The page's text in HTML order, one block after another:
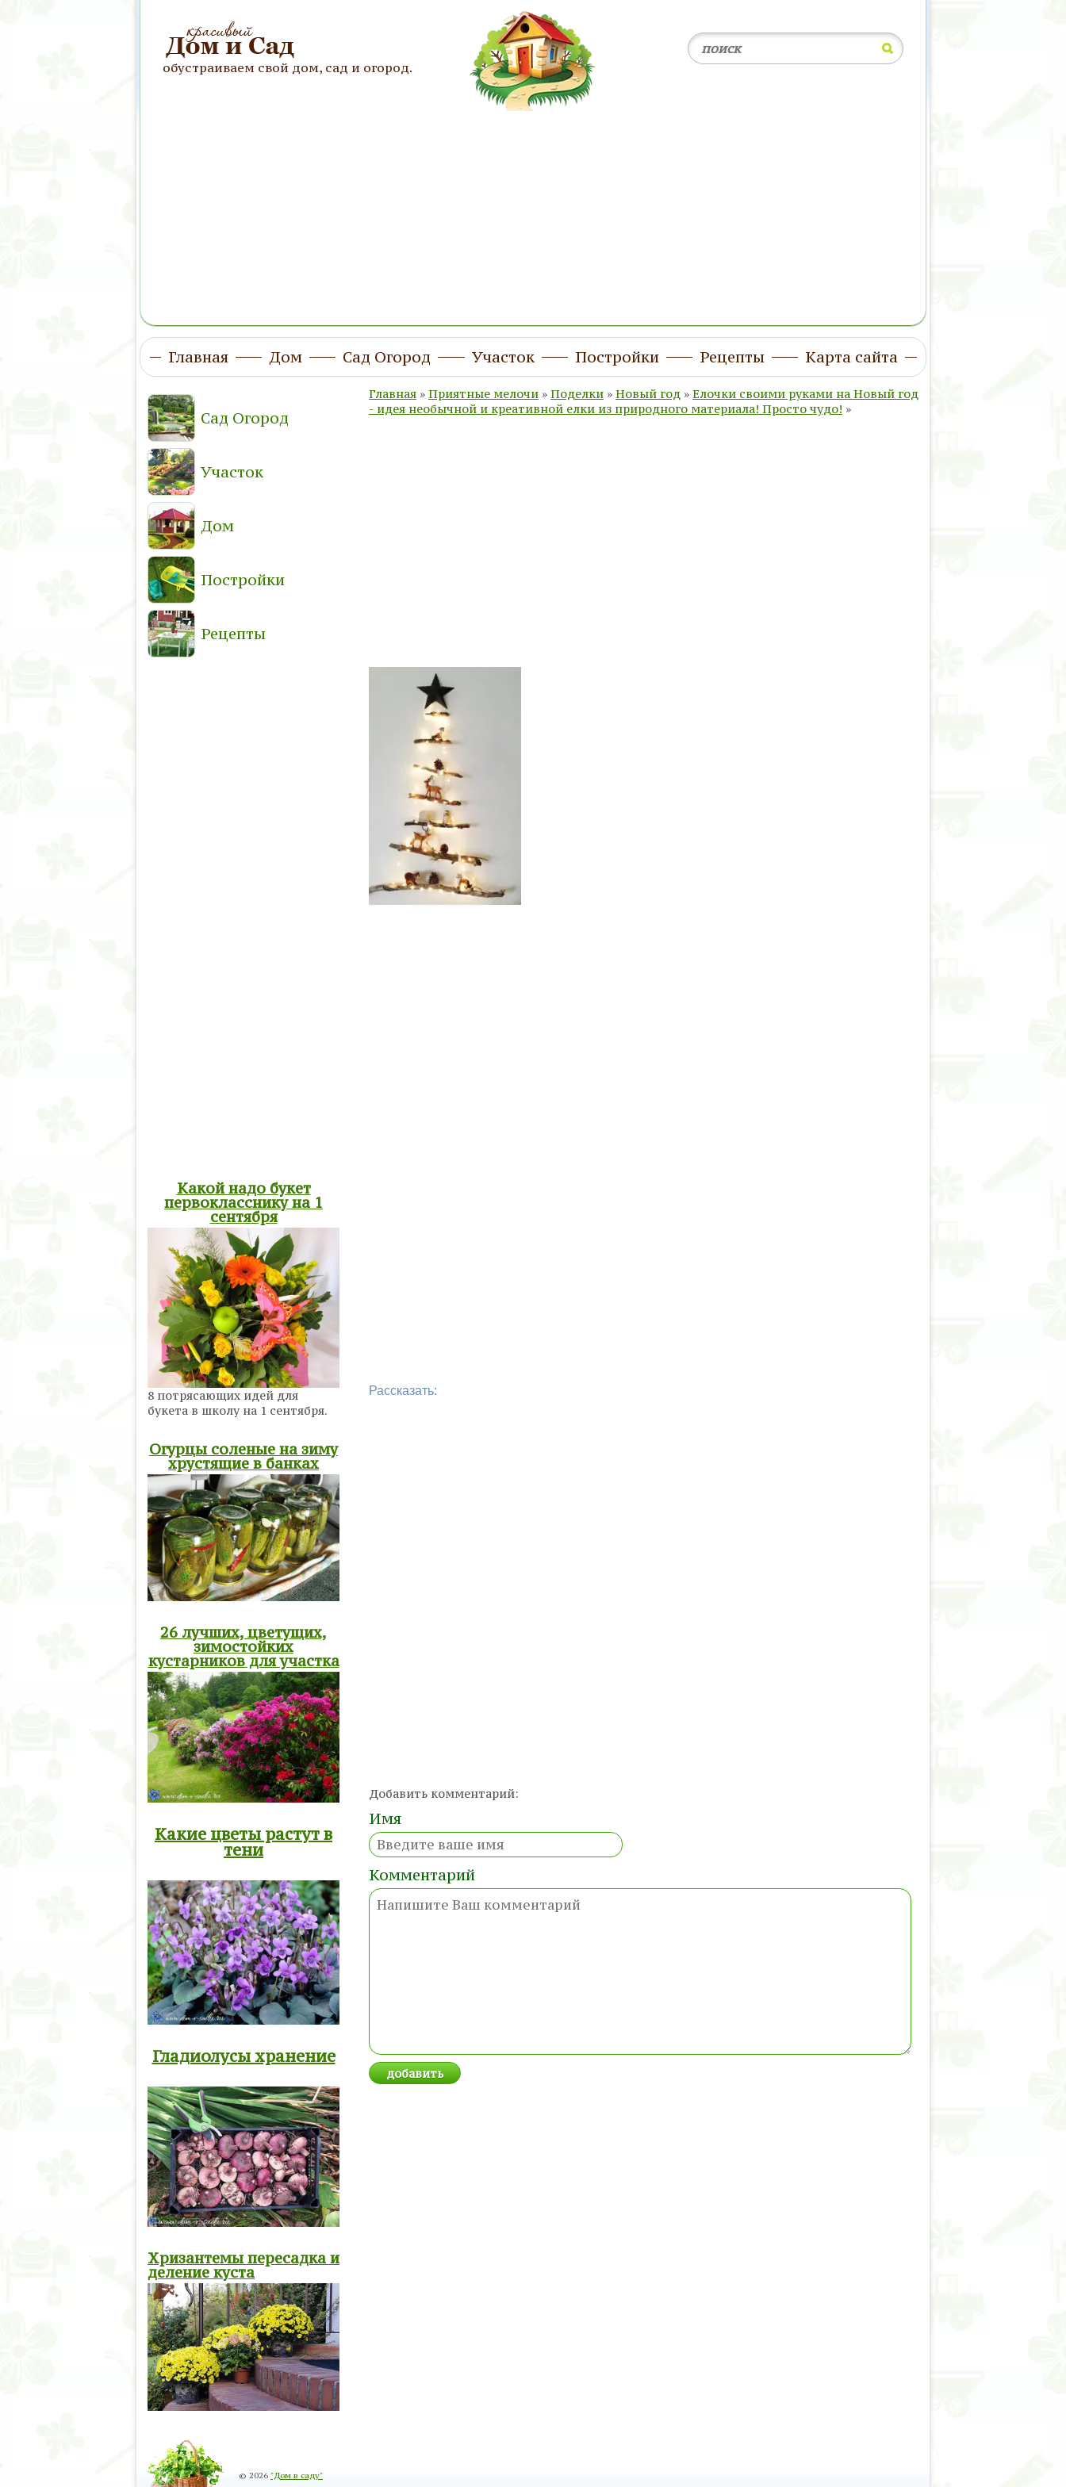
обустраиваем свой дом, сад и огород.
Главная Дом Сад Огород Участок Постройки Рецепты Карта сайта
Главная » Приятные мелочи » Поделки » Новый год » Елочки своими руками на Новый год
- идея необычной и креативной елки из природного материала! Просто чудо! »
Рассказать:
Добавить комментарий:
Имя
Комментарий
Сад Огород
Участок
Дом
Постройки
Рецепты
Какой надо букет
первокласснику на 1
сентября
8 потрясающих идей для
букета в школу на 1 сентября.
Огурцы соленые на зиму
хрустящие в банках
26 лучших, цветущих,
зимостойких
кустарников для участка
Какие цветы растут в
тени
Гладиолусы хранение
Хризантемы пересадка и
деление куста
© 2026 "Дом в саду"